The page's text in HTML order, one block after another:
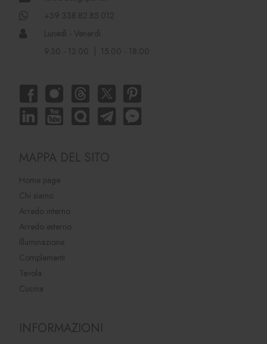
+39 338.82.85.012
Lunedì - Venerdì
9.30 - 13.00 | 15.00 - 18.00
MAPPA DEL SITO
Home page
Chi siamo
Arredo interno
Arredo esterno
Illuminazione
Complementi
Tavola
Cucina
INFORMAZIONI